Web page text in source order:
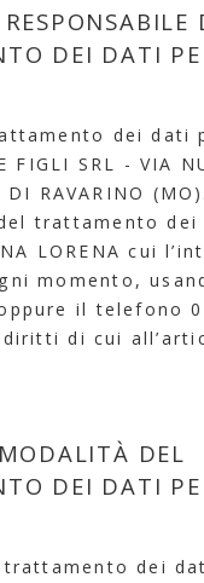
DEI DATI
dei dati
FIGLI SRL - VIA
DI RAVARINO
trattamento
LORENA cui
momento,
il telefono
diritti di cui
DEL
DEI DATI
dei